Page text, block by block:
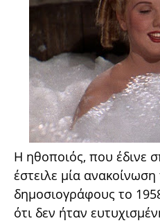
Η ηθοποιός, που έδινε
έστειλε μία
δημοσιογράφους το
ότι δεν ήταν